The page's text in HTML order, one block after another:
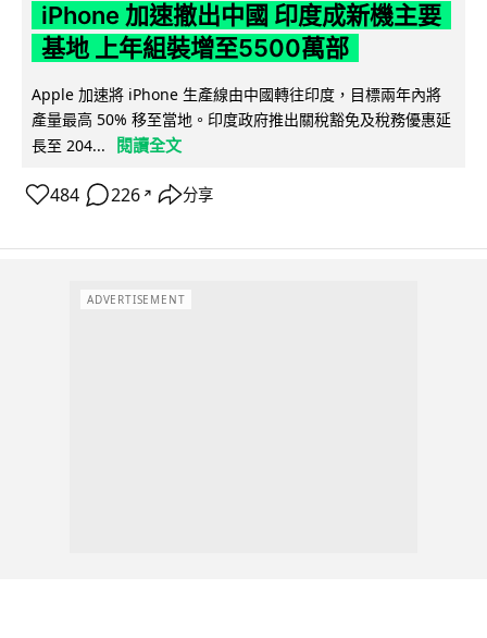
iPhone 加速撤出中國 印度成新機主要
基地 上年組裝增至5500萬部
Apple 加速將 iPhone 生產線由中國轉往印度，目標兩年內將
產量最高 50% 移至當地。印度政府推出關稅豁免及稅務優惠延
長至 204...
閱讀全文
484 226 ↗ 分享
ADVERTISEMENT